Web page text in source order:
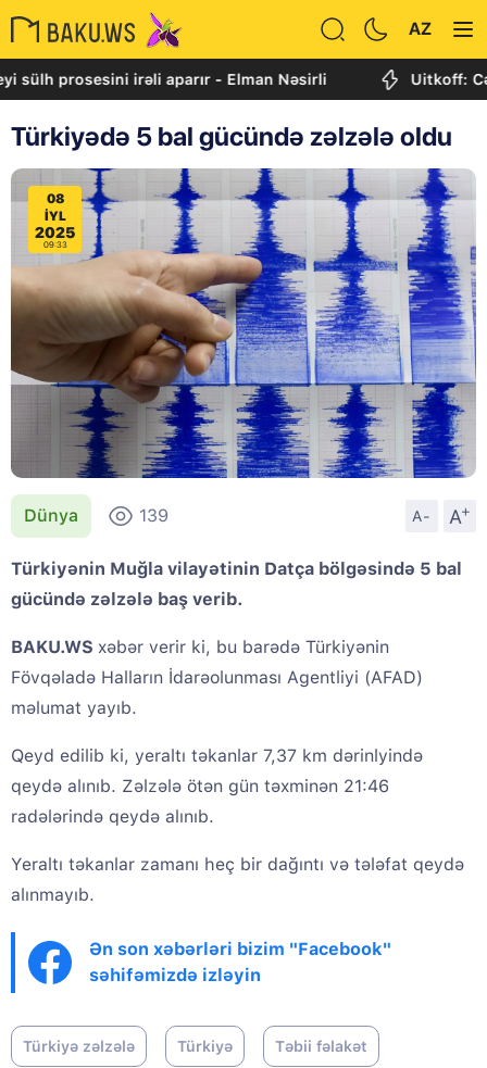
AZ
irəli aparır - Elman Nəsirli Uitkoff: Cənubi
Türkiyədə 5 bal gücündə zəlzələ oldu
08
IYL
2025
09:33
Dünya 139 A- A
+
Türkiyənin Muğla vilayətinin Datça bölgəsində 5 bal
gücündə zəlzələ baş verib.
BAKU.WS xəbər verir ki, bu barədə Türkiyənin
Fövqəladə Halların İdarəolunması Agentliyi (AFAD)
məlumat yayıb.
Qeyd edilib ki, yeraltı təkanlar 7,37 km dərinlyində
qeydə alınıb. Zəlzələ ötən gün təxminən 21:46
radələrində qeydə alınıb.
Yeraltı təkanlar zamanı heç bir dağıntı və tələfat qeydə
alınmayıb.
Ən son xəbərləri bizim "Facebook"
səhifəmizdə izləyin
Türkiyə zəlzələ Türkiyə Təbii fəlakət